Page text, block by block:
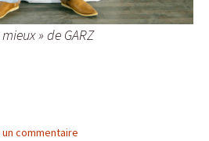
» de GARZ
commentaire